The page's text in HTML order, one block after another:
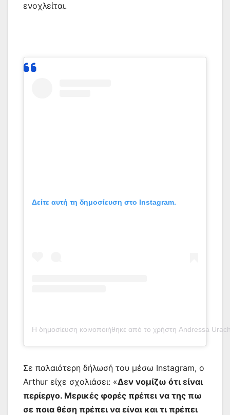
ενοχλείται.
Δείτε αυτή τη δημοσίευση στο Instagram.
Η δημοσίευση κοινοποιήθηκε από το χρήστη Andressa
Σε παλαιότερη δήλωσή του μέσω Instagram, ο
Arthur είχε σχολιάσει: «Δεν νομίζω ότι είναι
περίεργο. Μερικές φορές πρέπει να της πω
σε ποια θέση πρέπει να είναι και τι πρέπει